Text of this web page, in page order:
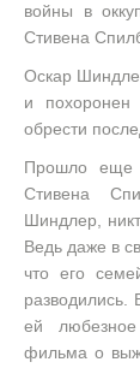
войны в
Стивена
Оскар
и
обрести
Прошло еще
Стивена
Шиндлер,
Ведь даже в
что его
разводились.
ей
фильма о